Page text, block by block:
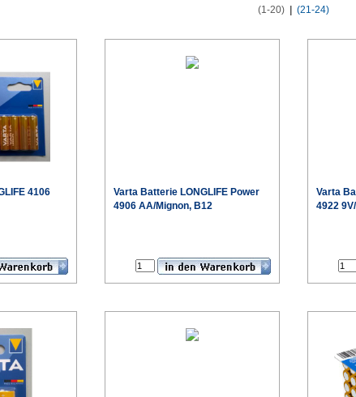
(1-20) (21-24)
4106
Varta Batterie LONGLIFE Power
4906 AA/Mignon, B12
Varta
4922